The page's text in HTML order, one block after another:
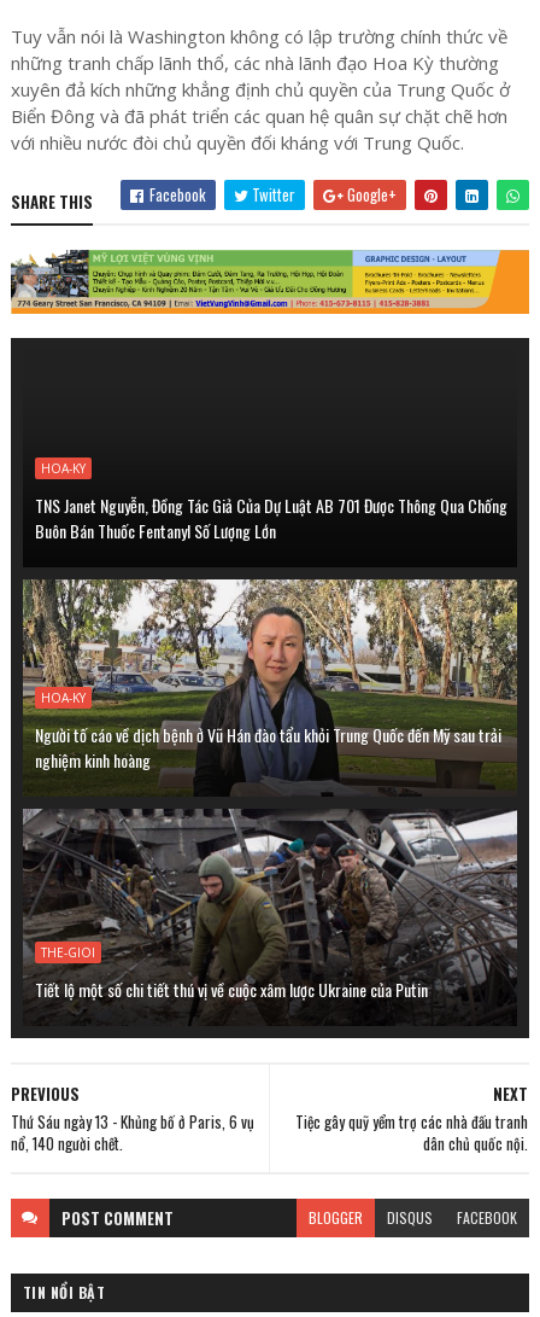
Tuy vẫn nói là Washington không có lập trường chính thức về
những tranh chấp lãnh thổ, các nhà lãnh đạo Hoa Kỳ thường
xuyên đả kích những khẳng định chủ quyền của Trung Quốc ở
Biển Đông và đã phát triển các quan hệ quân sự chặt chẽ hơn
với nhiều nước đòi chủ quyền đối kháng với Trung Quốc.
SHARE THIS Facebook Twitter Google+
HOA-KY
TNS Janet Nguyễn, Đồng Tác Giả Của Dự Luật AB 701 Được Thông Qua Chống
Buôn Bán Thuốc Fentanyl Số Lượng Lớn
HOA-KY
Người tố cáo về dịch bệnh ở Vũ Hán đào tẩu khỏi Trung Quốc đến Mỹ sau trải
nghiệm kinh hoàng
THE-GIOI
Tiết lộ một số chi tiết thú vị về cuộc xâm lược Ukraine của Putin
NEXT
Tiệc gây quỹ yểm trợ các nhà đấu tranh
dân chủ quốc nội.
PREVIOUS
Thứ Sáu ngày 13 - Khủng bố ở Paris, 6 vụ
nổ, 140 người chết.
POST COMMENT BLOGGER DISQUS FACEBOOK
TIN NỔI BẬT